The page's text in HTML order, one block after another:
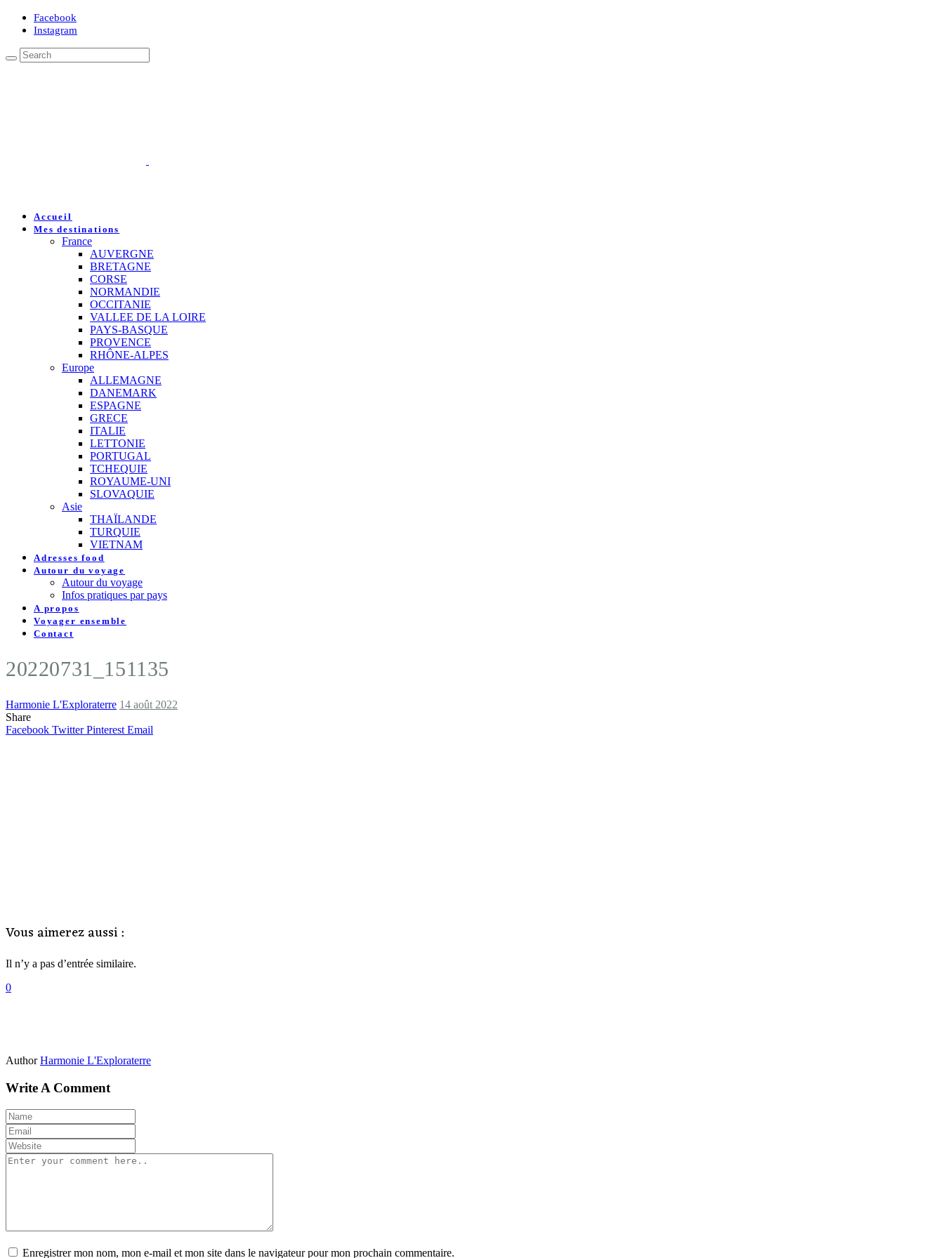
Facebook
Instagram
Accueil
Mes destinations
France
AUVERGNE
BRETAGNE
CORSE
NORMANDIE
OCCITANIE
VALLEE DE LA LOIRE
PAYS-BASQUE
PROVENCE
RHÔNE-ALPES
Europe
ALLEMAGNE
DANEMARK
ESPAGNE
GRECE
ITALIE
LETTONIE
PORTUGAL
TCHEQUIE
ROYAUME-UNI
SLOVAQUIE
Asie
THAÏLANDE
TURQUIE
VIETNAM
Adresses food
Autour du voyage
Autour du voyage
Infos pratiques par pays
A propos
Voyager ensemble
Contact
20220731_151135
Harmonie L'Exploraterre 14 août 2022
Share
Facebook Twitter Pinterest Email
Vous aimerez aussi :
Il n’y a pas d’entrée similaire.
0
Author Harmonie L'Exploraterre
Write A Comment
Enregistrer mon nom, mon e-mail et mon site dans le navigateur pour mon prochain commentaire.